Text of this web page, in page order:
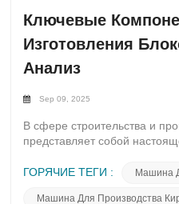
Ключевые
Изготовления
Анализ
Sep 09, 2025
В сфере строительства и
представляет собой
эффективности и инноваций
ГОРЯЧИЕ ТЕГИ : Машина
Машина Для Производства